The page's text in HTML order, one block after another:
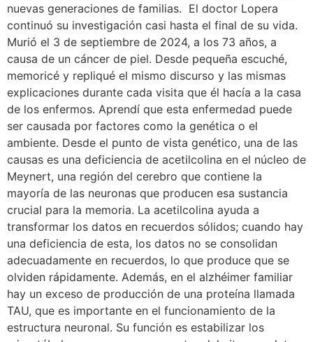
nuevas generaciones de familias. El doctor Lopera
continuó su investigación casi hasta el final de su vida.
Murió el 3 de septiembre de 2024, a los 73 años, a
causa de un cáncer de piel. Desde pequeña escuché,
memoricé y repliqué el mismo discurso y las mismas
explicaciones durante cada visita que él hacía a la casa
de los enfermos. Aprendí que esta enfermedad puede
ser causada por factores como la genética o el
ambiente. Desde el punto de vista genético, una de las
causas es una deficiencia de acetilcolina en el núcleo de
Meynert, una región del cerebro que contiene la
mayoría de las neuronas que producen esa sustancia
crucial para la memoria. La acetilcolina ayuda a
transformar los datos en recuerdos sólidos; cuando hay
una deficiencia de esta, los datos no se consolidan
adecuadamente en recuerdos, lo que produce que se
olviden rápidamente. Además, en el alzhéimer familiar
hay un exceso de producción de una proteína llamada
TAU, que es importante en el funcionamiento de la
estructura neuronal. Su función es estabilizar los